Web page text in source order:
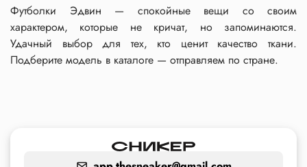
Футболки Эдвин — спокойные вещи со своим
характером, которые не кричат, но запоминаются.
Удачный выбор для тех, кто ценит качество ткани.
Подберите модель в каталоге — отправляем по стране.